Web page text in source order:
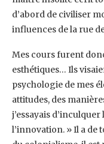
d’abord de civiliser
influences de la rue
Mes cours furent
esthétiques… Ils
psychologie de mes
attitudes, des
j’essayais
l’innovation. » Il a de